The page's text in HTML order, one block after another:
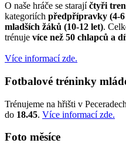
O naše hráče se starajíčtyři
kategoriích předpřípravky (4-6
mladších žáků (10-12 let).
trénuje více než 50 chlapců a
Více informací zde.
Fotbalové tréninky
Trénujeme na hřišti v
do 18.45. Více informací zde.
Foto měsíce